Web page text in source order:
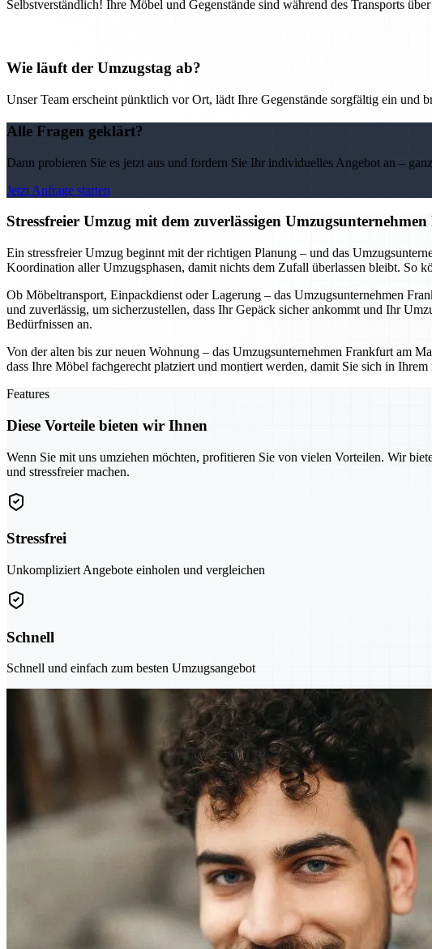
Selbstverständlich! Ihre Möbel und Gegenstände sind während des Transports
Wie läuft der Umzugstag ab?
Unser Team erscheint pünktlich vor Ort, lädt Ihre Gegenstände sorgfältig ein und
Alle Fragen geklärt?
Dann probieren Sie es jetzt aus und fordern Sie Ihr individuelles Angebot an –
Jetzt Anfrage starten
Stressfreier Umzug mit dem zuverlässigen
Ein stressfreier Umzug beginnt mit der richtigen Planung – und das
Koordination aller Umzugsphasen, damit nichts dem Zufall überlassen bleibt. So
Ob Möbeltransport, Einpackdienst oder Lagerung – das Umzugsunternehmen
und zuverlässig, um sicherzustellen, dass Ihr Gepäck sicher ankommt und Ihr
Bedürfnissen an.
Von der alten bis zur neuen Wohnung – das Umzugsunternehmen Frankfurt am
dass Ihre Möbel fachgerecht platziert und montiert werden, damit Sie sich in
Features
Diese Vorteile bieten wir Ihnen
Wenn Sie mit uns umziehen möchten, profitieren Sie von vielen Vorteilen. Wir
und stressfreier machen.
Stressfrei
Unkompliziert Angebote einholen und vergleichen
Schnell
Schnell und einfach zum besten Umzugsangebot